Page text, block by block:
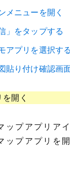
メニューを開く
」をタップする
アプリを選択する
貼り付け確認画
開く
ップアプリア
ップアプリを